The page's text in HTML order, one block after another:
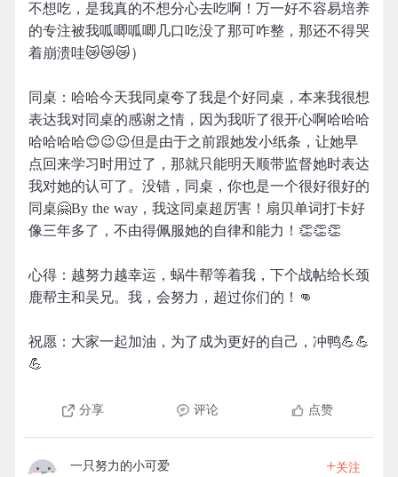
不想吃，是我真的不想分心去吃啊！万一好不容易培养
的专注被我呱唧呱唧几口吃没了那可咋整，那还不得哭
着崩溃哇😿😿😿）
同桌：哈哈今天我同桌夸了我是个好同桌，本来我很想
表达我对同桌的感谢之情，因为我听了很开心啊哈哈哈
哈哈哈哈😊😉😉但是由于之前跟她发小纸条，让她早
点回来学习时用过了，那就只能明天顺带监督她时表达
我对她的认可了。没错，同桌，你也是一个很好很好的
同桌🤗By the way，我这同桌超厉害！扇贝单词打卡好
像三年多了，不由得佩服她的自律和能力！👏👏👏
心得：越努力越幸运，蜗牛帮等着我，下个战帖给长颈
鹿帮主和吴兄。我，会努力，超过你们的！👊
祝愿：大家一起加油，为了成为更好的自己，冲鸭💪💪
💪
分享 评论 点赞
一只努力的小可爱 +关注